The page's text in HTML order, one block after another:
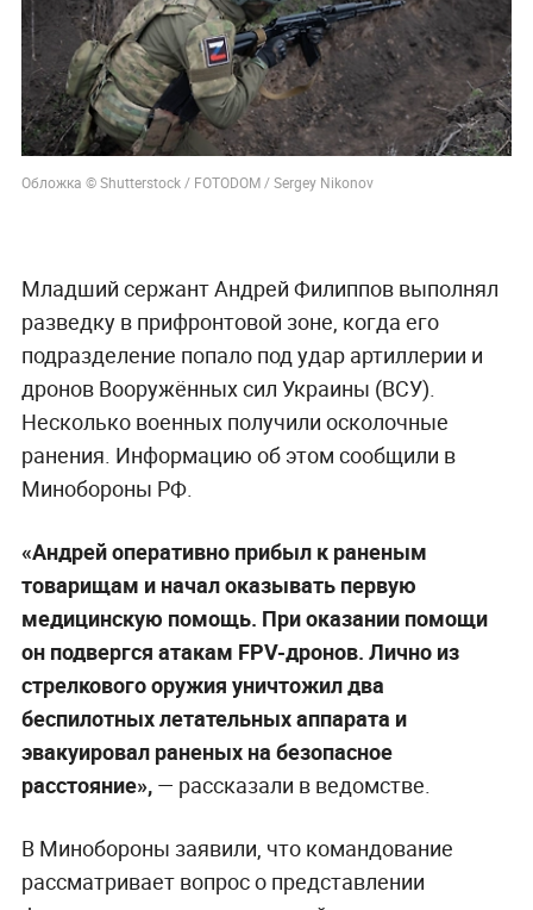
Обложка © Shutterstock / FOTODOM / Sergey Nikonov
Младший сержант Андрей Филиппов выполнял
разведку в прифронтовой зоне, когда его
подразделение попало под удар артиллерии и
дронов Вооружённых сил Украины (ВСУ).
Несколько военных получили осколочные
ранения. Информацию об этом сообщили в
Минобороны РФ.
«Андрей оперативно прибыл к раненым
товарищам и начал оказывать первую
медицинскую помощь. При оказании помощи
он подвергся атакам FPV-дронов. Лично из
стрелкового оружия уничтожил два
беспилотных летательных аппарата и
эвакуировал раненых на безопасное
расстояние», — рассказали в ведомстве.
В Минобороны заявили, что командование
рассматривает вопрос о представлении